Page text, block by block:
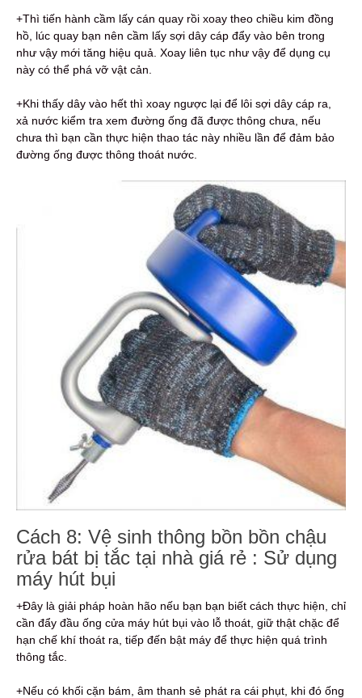
+Thì tiến hành cầm lấy cán quay rồi xoay theo chiều kim đồng
hồ, lúc quay bạn nên cầm lấy sợi dây cáp đẩy vào bên trong
như vậy mới tăng hiệu quả. Xoay liên tục như vậy để dụng cụ
này có thể phá vỡ vật cản.
+Khi thấy dây vào hết thì xoay ngược lại để lôi sợi dây cáp ra,
xả nước kiểm tra xem đường ống đã được thông chưa, nếu
chưa thì bạn cần thực hiện thao tác này nhiều lần để đảm bảo
đường ống được thông thoát nước.
Cách 8: Vệ sinh thông bồn bồn chậu
rửa bát bị tắc tại nhà giá rẻ : Sử dụng
máy hút bụi
+Đây là giải pháp hoàn hão nếu bạn bạn biết cách thực hiện, chỉ
cần đẩy đầu ống cửa máy hút bụi vào lỗ thoát, giữ thật chặc để
hạn chế khí thoát ra, tiếp đến bật máy để thực hiện quá trình
thông tắc.
+Nếu có khối cặn bám, âm thanh sẻ phát ra cái phụt, khi đó ống